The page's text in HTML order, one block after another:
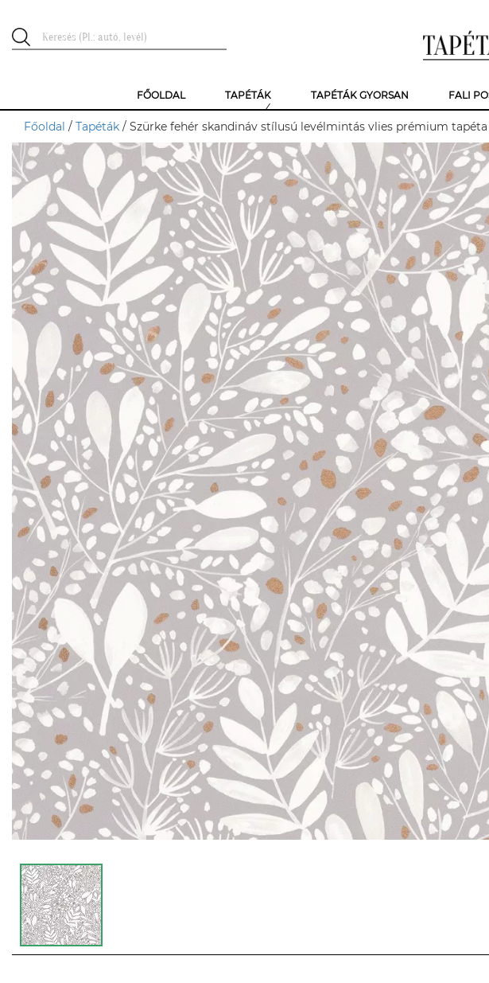
FŐOLDAL TAPÉTÁK TAPÉTÁK GYORSAN FALI
Főoldal / Tapéták / Szürke fehér skandináv stílusú levélmintás vlies prémium tapéta